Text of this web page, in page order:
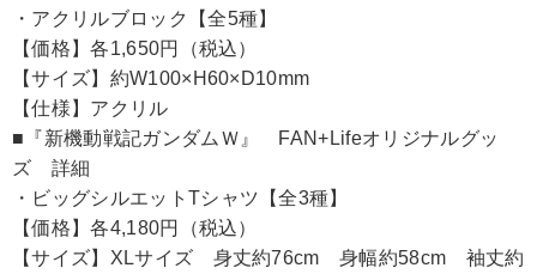
・アクリルブロック【全5種】
【価格】各1,650円（税込）
【サイズ】約W100×H60×D10mm
【仕様】アクリル
■『新機動戦記ガンダムＷ』 FAN+Lifeオリジナルグッ
ズ 詳細
・ビッグシルエットTシャツ【全3種】
【価格】各4,180円（税込）
【サイズ】XLサイズ 身丈約76cm 身幅約58cm 袖丈約